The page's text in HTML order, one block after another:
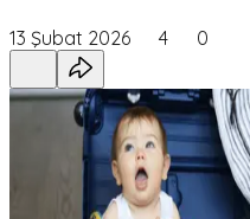
13 Şubat 2026 4 0